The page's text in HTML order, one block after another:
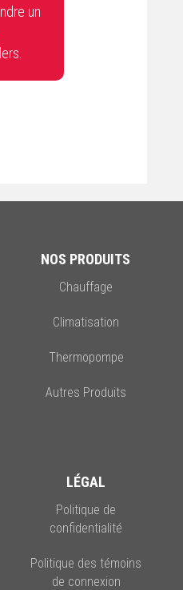
/ réparation
un
NOS PRODUITS
Chauffage
Climatisation
Thermopompe
Autres Produits
LÉGAL
Politique de
confidentialité
Politique des témoins
de connexion